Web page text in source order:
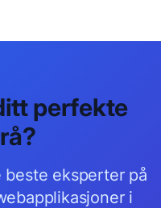
perfekte
?
beste eksperter på
i